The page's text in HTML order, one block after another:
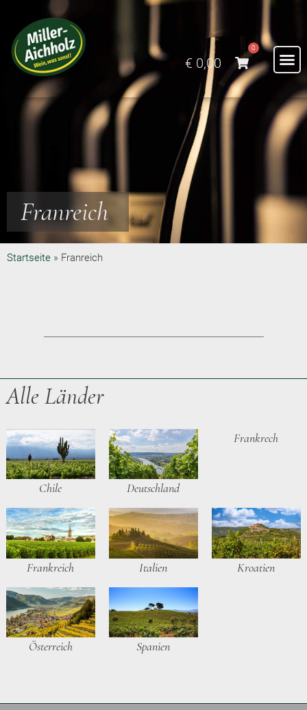
€0,00
0
Franreich
Startseite » Franreich
Alle Länder
Chile Deutschland
Frankrech
Frankreich Italien Kroatien
Österreich Spanien